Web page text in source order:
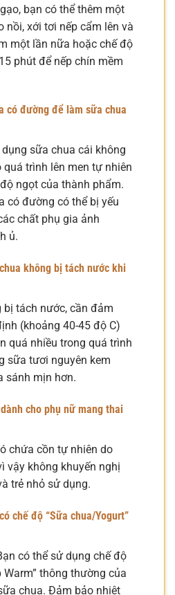
bạn có thể thêm một
nồi, xới tơi nếp cẩm lên và
một lần nữa hoặc chế độ
phút để nếp chín mềm
có đường để làm sữa chua
sữa chua cái không
trình lên men tự nhiên
ngọt của thành phẩm.
có đường có thể bị yếu
chất phụ gia ảnh
ủ.
không bị tách nước khi
tách nước, cần đảm
(khoảng 40-45 độ C)
quá nhiều trong quá trình
sữa tươi nguyên kem
sánh mịn hơn.
cho phụ nữ mang thai
chứa cồn tự nhiên do
vậy không khuyến nghị
trẻ nhỏ sử dụng.
chế độ “Sữa chua/Yogurt”
có thể sử dụng chế độ
Warm” thông thường của
chua. Đảm bảo nhiệt